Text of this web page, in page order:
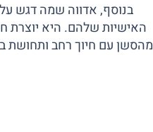
בנוסף, אדווה שמה דגש
האישיות שלהם. היא יוצרת
מהסשן עם חיוך רחב ותחושת